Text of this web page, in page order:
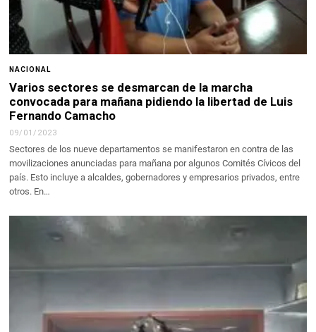
NACIONAL
Varios sectores se desmarcan de la marcha
convocada para mañana pidiendo la libertad de Luis
Fernando Camacho
09/01/2023
Sectores de los nueve departamentos se manifestaron en contra de las
movilizaciones anunciadas para mañana por algunos Comités Cívicos del
país. Esto incluye a alcaldes, gobernadores y empresarios privados, entre
otros. En…